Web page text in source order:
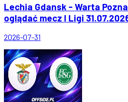
Lechia Gdansk - Warta
oglądać mecz I Ligi
2026-07-31